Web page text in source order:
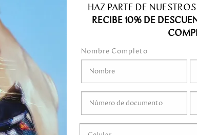
medio,
HAZ PARTE DE
RECIBE 10% DE
Nombre Completo